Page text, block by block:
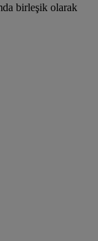
birleşik olarak